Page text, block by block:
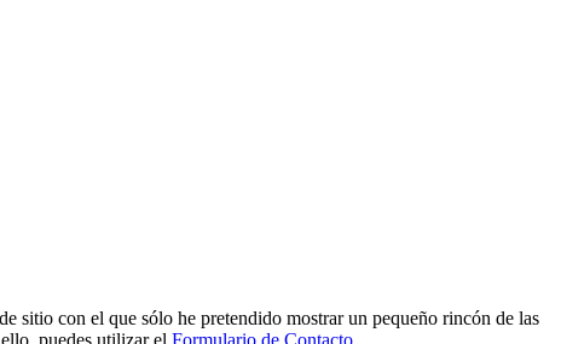
sitio con el que sólo he pretendido mostrar un pequeño rincón de las
puedes utilizar el Formulario de Contacto